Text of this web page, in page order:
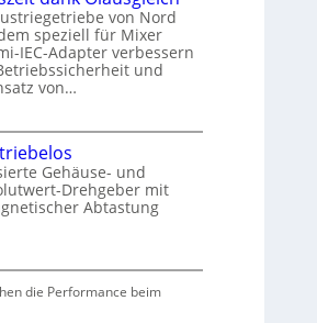
von Nord
speziell für Mixer
IEC-Adapter verbessern
und
von…
Gehäuse- und
Drehgeber mit
Abtastung
die Performance beim